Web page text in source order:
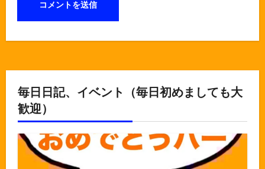
毎日日記、イベント（毎日初めましても大
歓迎）